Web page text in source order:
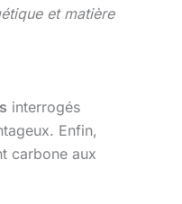
et matière
interrogés
Enfin,
carbone aux